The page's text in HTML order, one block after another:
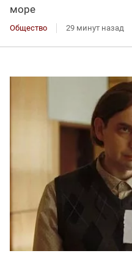
море
Общество 29 минут назад